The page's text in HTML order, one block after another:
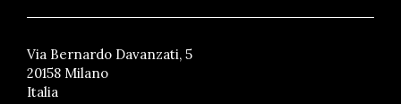
Via Bernardo Davanzati, 5
20158 Milano
Italia